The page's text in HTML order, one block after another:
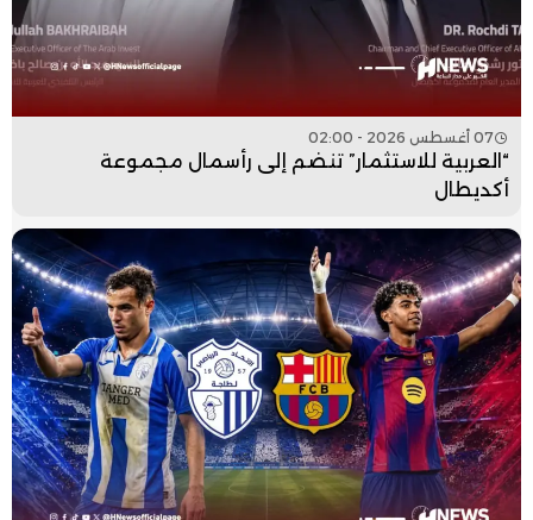
07 أغسطس 2026 - 02:00
“العربية للاستثمار” تنضم إلى رأسمال مجموعة
أكديطال